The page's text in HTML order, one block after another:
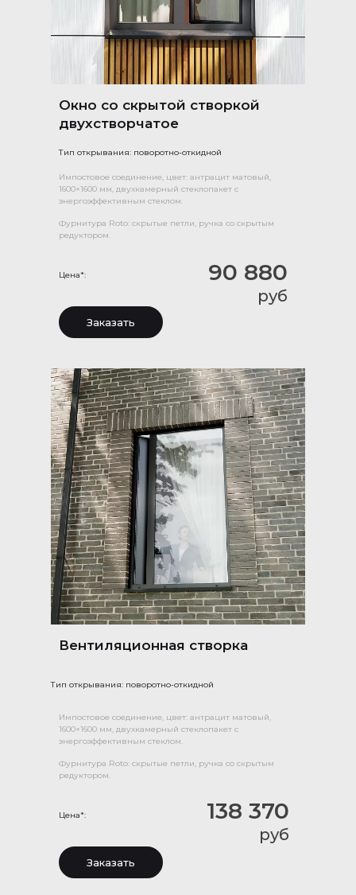
Окно со скрытой створкой
двухстворчатое
Тип открывания: поворотно-откидной
Цена*:
Импостовое соединение, цвет: антрацит матовый,
1600×1600 мм, двухкамерный стеклопакет с
энергоэффективным стеклом.
Фурнитура Roto: скрытые петли, ручка со скрытым
редуктором.
Заказать
90 880
руб
Тип открывания: поворотно-откидной
Вентиляционная створка
Импостовое соединение, цвет: антрацит матовый,
1600×1600 мм, двухкамерный стеклопакет с
энергоэффективным стеклом.
Фурнитура Roto: скрытые петли, ручка со скрытым
редуктором.
руб
138 370
Цена*:
Заказать